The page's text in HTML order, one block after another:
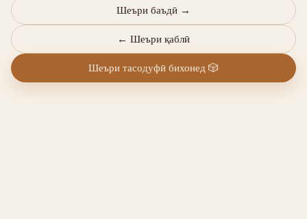
← Шеъри қаблӣ
Шеъри баъдӣ →
Шеъри тасодуфӣ бихонед 🎲